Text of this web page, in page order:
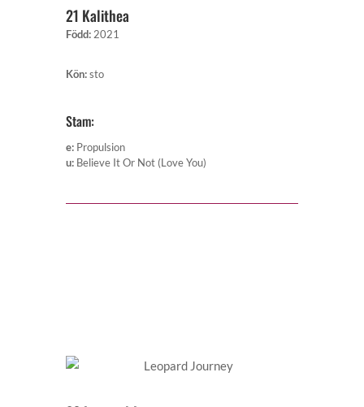
21 Kalithea
Född: 2021
Kön:sto
Stam:
e: Propulsion
u: Believe It Or Not (Love You)